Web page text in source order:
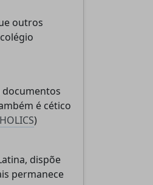
outros
documentos
é cético
)
dispõe
permanece